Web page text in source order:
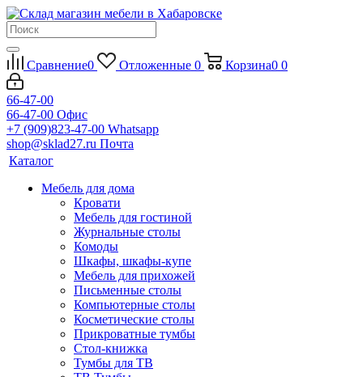
Сравнение0 Отложенные 0 Корзина0 0
66-47-00
66-47-00 Офис
+7 (909)823-47-00 Whatsapp
shop@sklad27.ru Почта
Каталог
Мебель для дома
Кровати
Мебель для гостиной
Журнальные столы
Комоды
Шкафы, шкафы-купе
Мебель для прихожей
Письменные столы
Компьютерные столы
Косметические столы
Прикроватные тумбы
Стол-книжка
Тумбы для ТВ